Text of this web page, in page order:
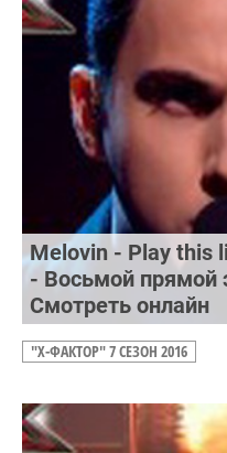
Melovin - Play this
- Восьмой прямой
Смотреть онлайн
"Х-ФАКТОР" 7 СЕЗОН 2016